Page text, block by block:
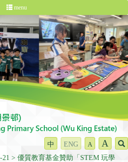
menu
中 ENG A A
21
優質教育基金贊助「STEM 玩學